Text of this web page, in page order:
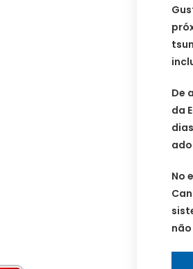
De
da
No